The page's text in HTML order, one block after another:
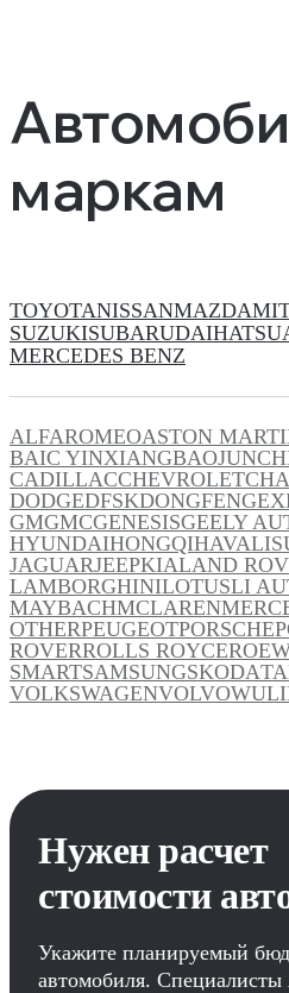
маркам
TOYOTANISSANMAZDA
SUZUKISUBARUDAIHATSU
MERCEDES BENZ
ALFAROMEOASTON
BAIC YINXIANGBAOJUN
CADILLACCHEVROLET
DODGEDFSKDONGFENG
GMGMCGENESISGEELY
HYUNDAIHONGQIHAVAL
JAGUARJEEPKIALAND
LAMBORGHINILOTUSLI
MAYBACHMCLAREN
OTHERPEUGEOTPORSCHE
ROVERROLLS ROYCE
SMARTSAMSUNGSKODA
VOLKSWAGENVOLVO
Нужен расчет
стоимости
Укажите планируемый
автомобиля. Специалисты